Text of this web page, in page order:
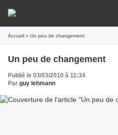
Accueil » Un peu de changement
Un peu de changement
Publié le 03/03/2010 à 11:34
Par guy lehmann